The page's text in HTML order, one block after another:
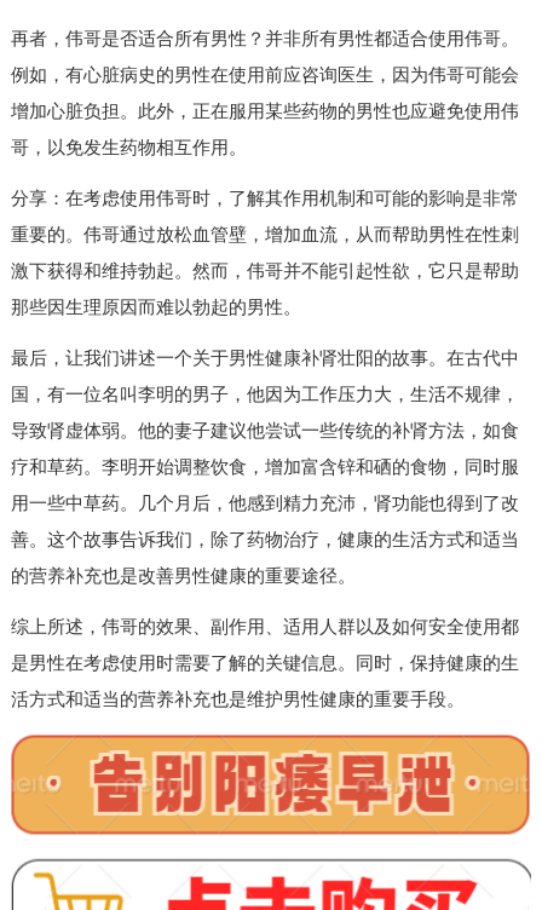
再者，伟哥是否适合所有男性？并非所有男性都适合使用伟哥。
例如，有心脏病史的男性在使用前应咨询医生，因为伟哥可能会
增加心脏负担。此外，正在服用某些药物的男性也应避免使用伟
哥，以免发生药物相互作用。
分享：在考虑使用伟哥时，了解其作用机制和可能的影响是非常
重要的。伟哥通过放松血管壁，增加血流，从而帮助男性在性刺
激下获得和维持勃起。然而，伟哥并不能引起性欲，它只是帮助
那些因生理原因而难以勃起的男性。
最后，让我们讲述一个关于男性健康补肾壮阳的故事。在古代中
国，有一位名叫李明的男子，他因为工作压力大，生活不规律，
导致肾虚体弱。他的妻子建议他尝试一些传统的补肾方法，如食
疗和草药。李明开始调整饮食，增加富含锌和硒的食物，同时服
用一些中草药。几个月后，他感到精力充沛，肾功能也得到了改
善。这个故事告诉我们，除了药物治疗，健康的生活方式和适当
的营养补充也是改善男性健康的重要途径。
综上所述，伟哥的效果、副作用、适用人群以及如何安全使用都
是男性在考虑使用时需要了解的关键信息。同时，保持健康的生
活方式和适当的营养补充也是维护男性健康的重要手段。